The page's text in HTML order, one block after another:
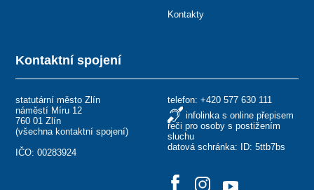
Kontaktní spojení
statutární město Zlín
náměstí Míru 12
760 01 Zlín
(všechna kontaktní spojení)
IČO: 00283924
telefon: +420 577 630 111
infolinka s online přepisem
řeči pro osoby s postižením
sluchu
datová schránka: ID: 5ttb7bs
Kontakty